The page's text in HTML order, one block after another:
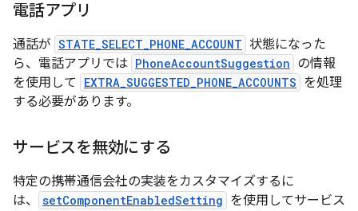
電話アプリ
通話が STATE_SELECT_PHONE_ACCOUNT 状態になった
ら、電話アプリでは PhoneAccountSuggestion の情報
を使用して
EXTRA_SUGGESTED_PHONE_ACCOUNTS を処理
する必要があります。
サービスを無効にする
特定の携帯通信会社の実装をカスタマイズするに
は、
setComponentEnabledSetting を使用してサービス